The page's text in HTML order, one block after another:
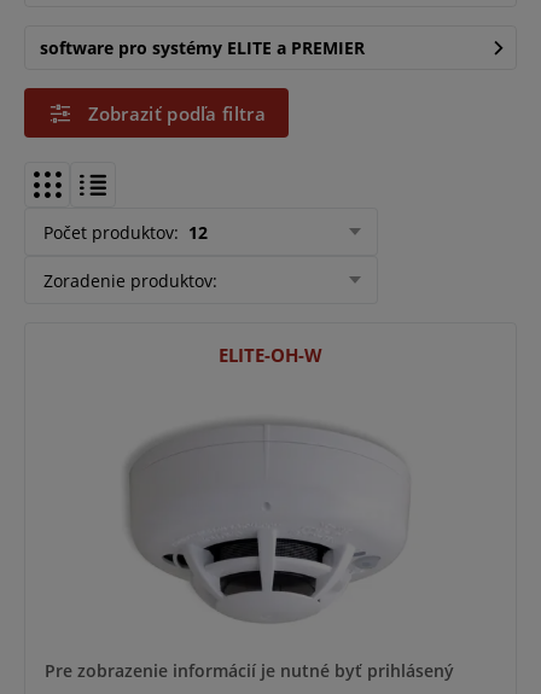
software pro systémy ELITE a PREMIER
Zobraziť podľa filtra
Počet produktov: 12
Zoradenie produktov:
ELITE-OH-W
Pre zobrazenie informácií je nutné byť prihlásený